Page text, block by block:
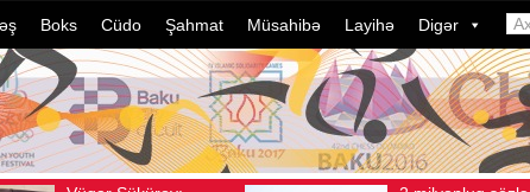
Boks Cüdo Şahmat Müsahibə Layihə Digər